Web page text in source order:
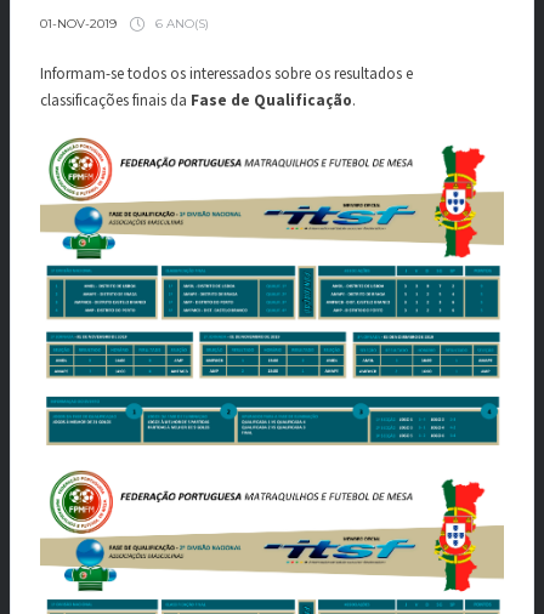
01-NOV-2019 6 ANO(S)
Informam-se todos os interessados sobre os resultados e
classificações finais da Fase de Qualificação.